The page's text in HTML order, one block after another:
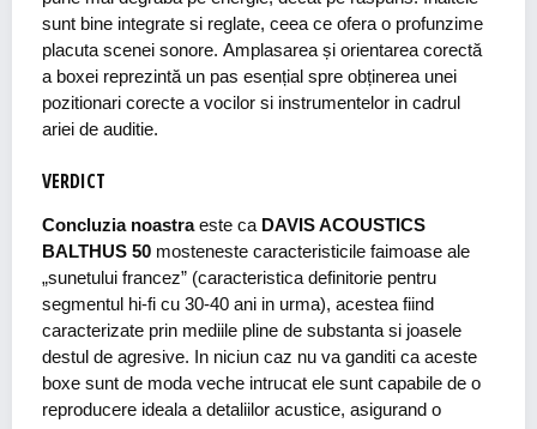
sunt bine integrate si reglate, ceea ce ofera o profunzime
placuta scenei sonore. Amplasarea și orientarea corectă
a boxei reprezintă un pas esențial spre obținerea unei
pozitionari corecte a vocilor si instrumentelor in cadrul
ariei de auditie.
VERDICT
Concluzia noastraeste ca DAVIS ACOUSTICS
BALTHUS 50 mosteneste caracteristicile faimoase ale
„sunetului francez” (caracteristica definitorie pentru
segmentul hi-fi cu 30-40 ani in urma), acestea fiind
caracterizate prin mediile pline de substanta si joasele
destul de agresive. In niciun caz nu va ganditi ca aceste
boxe sunt de moda veche intrucat ele sunt capabile de o
reproducere ideala a detaliilor acustice, asigurand o